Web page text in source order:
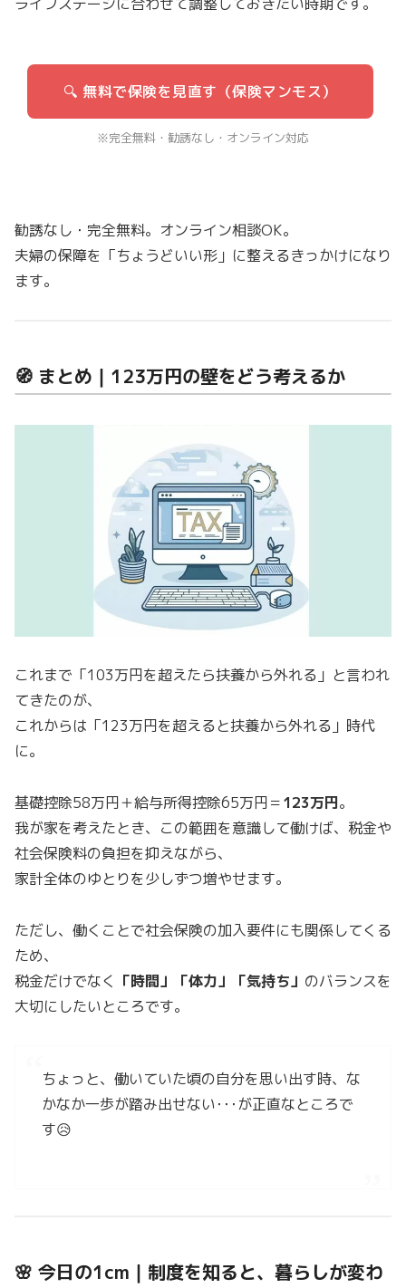
🔍 無料で保険を見直す（保険マンモス）
※完全無料・勧誘なし・オンライン対応
勧誘なし・完全無料。オンライン相談OK。
夫婦の保障を「ちょうどいい形」に整えるきっかけになり
ます。
🧭 まとめ｜123万円の壁をどう考えるか
これまで「103万円を超えたら扶養から外れる」と言われ
てきたのが、
これからは「123万円を超えると扶養から外れる」時代
に。
基礎控除58万円＋給与所得控除65万円＝123万円。
我が家を考えたとき、この範囲を意識して働けば、税金や
社会保険料の負担を抑えながら、
家計全体のゆとりを少しずつ増やせます。
ただし、働くことで社会保険の加入要件にも関係してくる
ため、
税金だけでなく 「時間」「体力」「気持ち」 のバランスを
大切にしたいところです。
ちょっと、働いていた頃の自分を思い出す時、な
かなか一歩が踏み出せない･･･が正直なところで
す😥
🌸 今日の1cm｜制度を知ると、暮らしが変わ